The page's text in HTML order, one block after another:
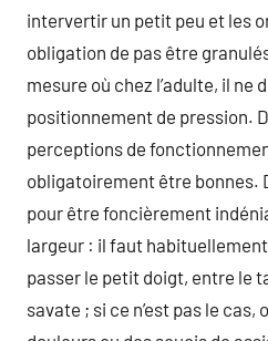
intervertir un petit peu et les
obligation de pas être
mesure où chez l’adulte, il ne
positionnement de pression.
perceptions de
obligatoirement être bonnes.
pour être foncièrement
largeur : il faut
passer le petit doigt, entre le
savate ; si ce n’est pas le cas,